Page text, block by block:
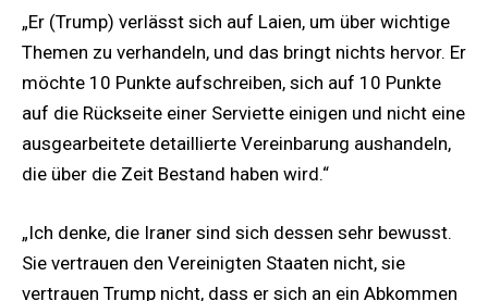
„Er (Trump) verlässt sich auf Laien, um über wichtige
Themen zu verhandeln, und das bringt nichts hervor. Er
möchte 10 Punkte aufschreiben, sich auf 10 Punkte
auf die Rückseite einer Serviette einigen und nicht eine
ausgearbeitete detaillierte Vereinbarung aushandeln,
die über die Zeit Bestand haben wird.“
„Ich denke, die Iraner sind sich dessen sehr bewusst.
Sie vertrauen den Vereinigten Staaten nicht, sie
vertrauen Trump nicht, dass er sich an ein Abkommen